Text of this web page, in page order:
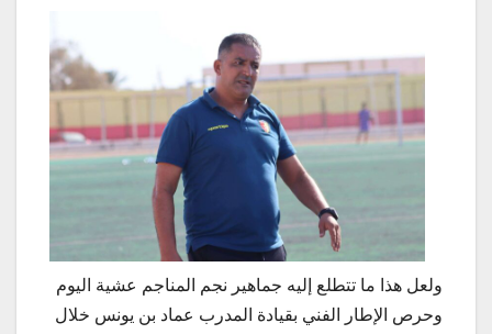
ولعل هذا ما تتطلع إليه جماهير نجم المناجم عشية اليوم
وحرص الإطار الفني بقيادة المدرب عماد بن يونس خلال